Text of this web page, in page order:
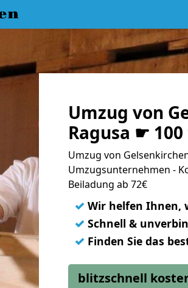
Umzug von
Ragusa ☛
Umzug von
Umzugsunternehmen -
Beiladung ab 72€
✓ Wir helfen Ihnen,
✓ Schnell &
✓ Finden Sie das
blitzschnell